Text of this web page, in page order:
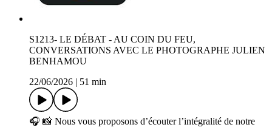
S1213- LE DÉBAT - AU COIN DU FEU,
CONVERSATIONS AVEC LE PHOTOGRAPHE JULIEN
BENHAMOU
22/06/2026
51 min
🎧 📸 Nous vous proposons d’écouter l’intégralité de notre